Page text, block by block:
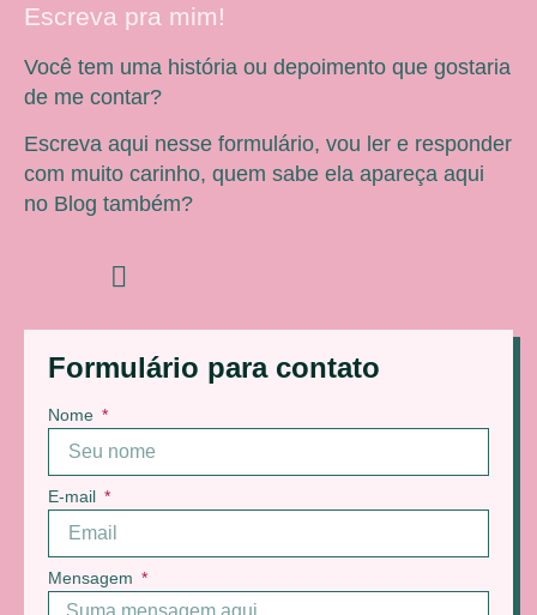
Formulário para contato
Nome
E-mail
Mensagem
Escreva pra mim!
Você tem uma história ou depoimento que gostaria
de me contar?
Escreva aqui nesse formulário, vou ler e responder
com muito carinho, quem sabe ela apareça aqui
no Blog também?